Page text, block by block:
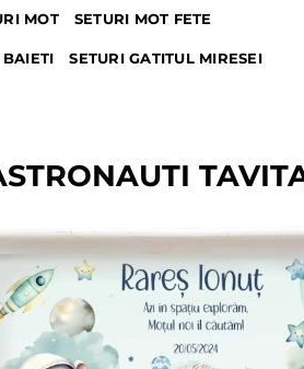
MOT SETURI MOT FETE
BAIETI SETURI GATITUL MIRESEI